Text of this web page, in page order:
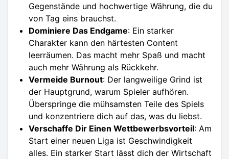
Gegenstände und hochwertige Währung, die du
von Tag eins brauchst.
Dominiere Das Endgame: Ein starker
Charakter kann den härtesten Content
leerräumen. Das macht mehr Spaß und macht
auch mehr Währung als Rückkehr.
Vermeide Burnout: Der langweilige Grind ist
der Hauptgrund, warum Spieler aufhören.
Überspringe die mühsamsten Teile des Spiels
und konzentriere dich auf das, was du liebst.
Verschaffe Dir Einen Wettbewerbsvorteil: Am
Start einer neuen Liga ist Geschwindigkeit
alles. Ein starker Start lässt dich der Wirtschaft